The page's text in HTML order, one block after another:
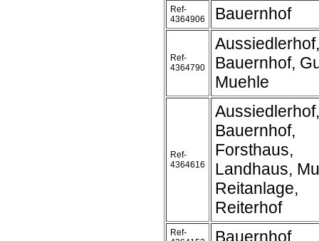
Ref-
4364906
Bauernhof
Ref-
4364790
Aussiedlerhof,
Bauernhof,
Muehle
Ref-
4364616
Aussiedlerhof,
Bauernhof,
Forsthaus,
Landhaus,
Reitanlage,
Reiterhof
Ref-
Bauernhof